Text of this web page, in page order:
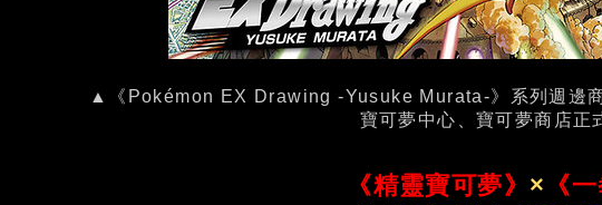
▲《Pokémon EX Drawing -Yusuke Murata-》系列週邊
寶可夢中心、寶可夢商店正
《精靈寶可夢》 × 《